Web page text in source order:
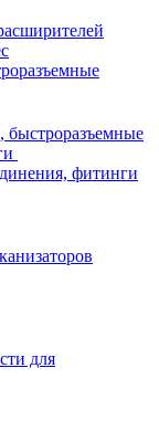
фитинги
для